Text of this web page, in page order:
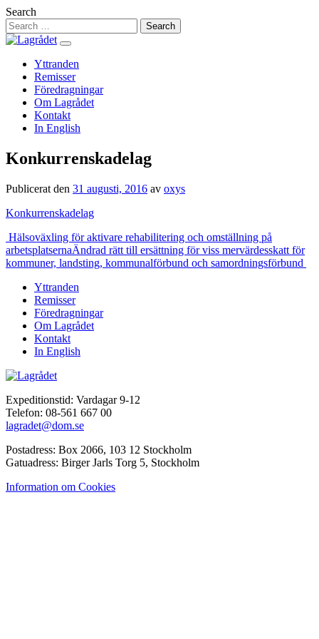
Hoppa
till
innehåll
Search
Yttranden
Remisser
Föredragningar
Om Lagrådet
Kontakt
In English
Konkurrenskadelag
Publicerat den 31 augusti, 2016 av oxys
Konkurrenskadelag
Inläggsnavigering
Hälsoväxling för aktivare rehabilitering och omställning på
arbetsplatsernaÄndrad rätt till ersättning för viss mervärdesskatt för
kommuner, landsting, kommunalförbund och samordningsförbund
Yttranden
Remisser
Föredragningar
Om Lagrådet
Kontakt
In English
Expeditionstid: Vardagar 9-12
Telefon: 08-561 667 00
lagradet@dom.se
Postadress: Box 2066, 103 12 Stockholm
Gatuadress: Birger Jarls Torg 5, Stockholm
Information om Cookies